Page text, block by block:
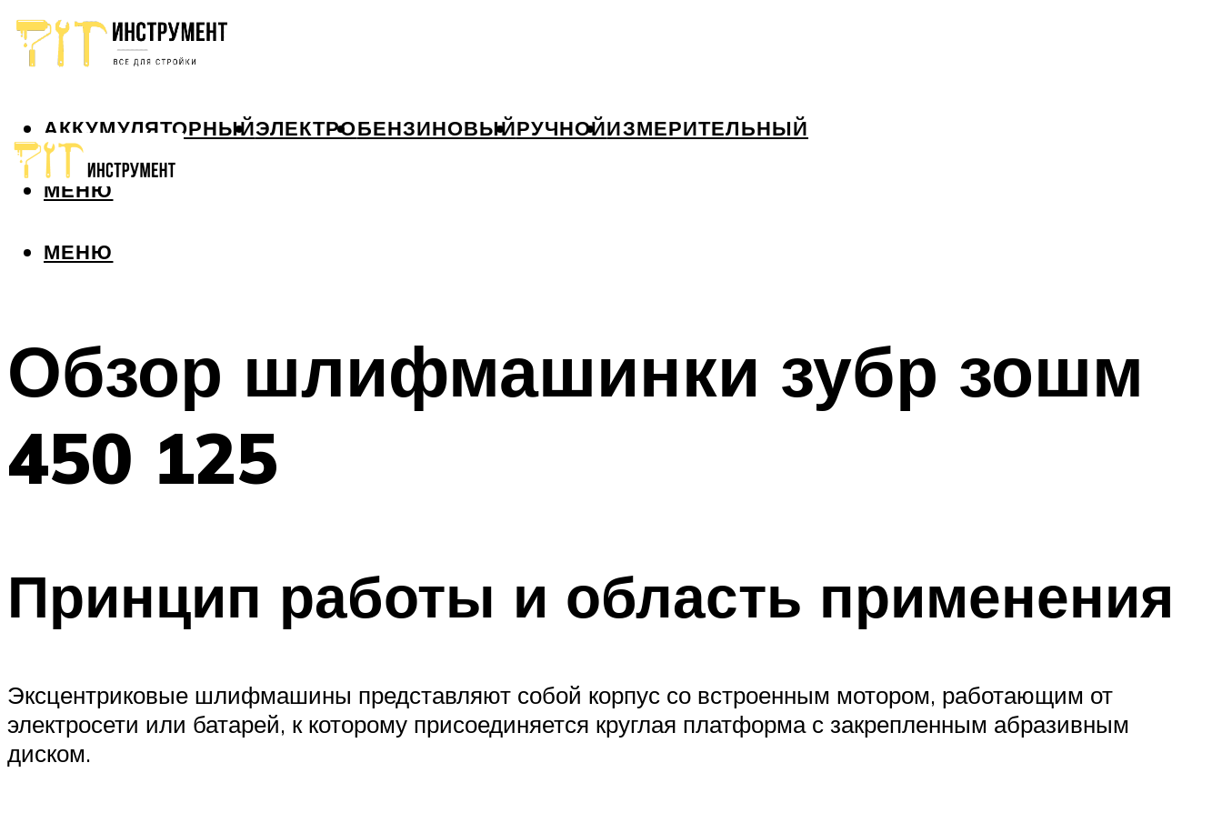
АККУМУЛЯТОРНЫЙЭЛЕКТРОБЕНЗИНОВЫЙРУЧНОЙИЗМЕРИТЕЛЬНЫЙ
МЕНЮ
МЕНЮ
Обзор шлифмашинки зубр зошм
450 125
Принцип работы и область применения
Эксцентриковые шлифмашины представляют собой корпус со встроенным мотором, работающим от
электросети или батарей, к которому присоединяется круглая платформа с закрепленным абразивным
диском.